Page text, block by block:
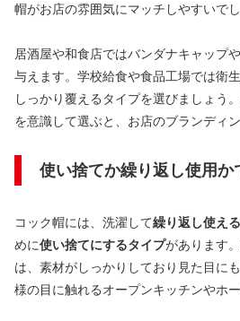
帽がお店の雰囲気にマッチしやすいでし
居酒屋や和食店ではバンダナキャップ
与えます。学校給食や食品工場では衛
しっかり覆えるタイプを選びましょう。
を意識して選ぶと、お店のブランディ
使い捨てか繰り返し使用か
コック帽には、洗濯して繰り返し使え
めに使い捨てにするタイプがあります
は、素材がしっかりしており見た目に
様の目に触れるオープンキッチンやホ